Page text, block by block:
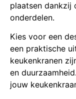
plaatsen dankzij
onderdelen.
Kies voor een
een praktische
keukenkranen
en
jouw